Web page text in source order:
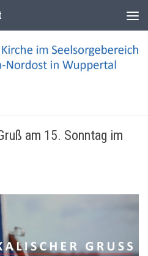
am 15. Sonntag im